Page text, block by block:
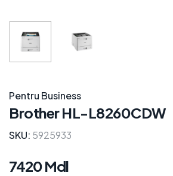
Pentru Business
Brother HL-L8260CDW
SKU: 5925933
7420 Mdl